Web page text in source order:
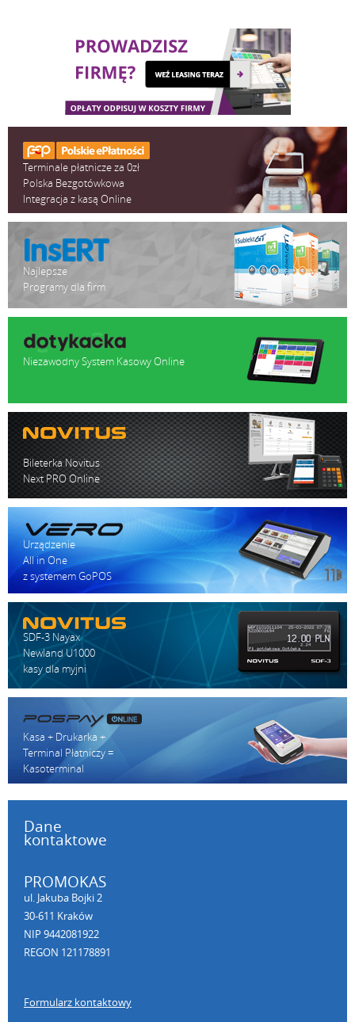
Terminale płatnicze za 0zł
Polska Bezgotówkowa
Integracja z kasą Online
Najlepsze
Programy dla firm
Niezawodny System Kasowy Online
Bileterka Novitus
Next PRO Online
Urządzenie
All in One
z systemem GoPOS
SDF-3 Nayax
Newland U1000
kasy dla myjni
Kasa + Drukarka +
Terminal Płatniczy =
Kasoterminal
Dane
kontaktowe
PROMOKAS
ul. Jakuba Bojki 2
30-611 Kraków
NIP 9442081922
REGON 121178891
Formularz kontaktowy